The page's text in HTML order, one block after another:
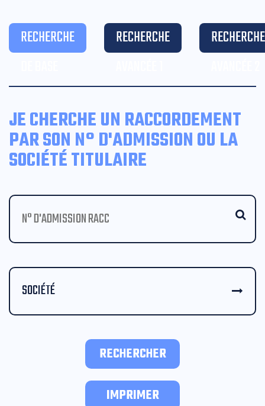
RECHERCHE
RECHERCHE
RECHERCHE
JE CHERCHE UN RACCORDEMENT
PAR SON N° D'ADMISSION OU LA
SOCIÉTÉ TITULAIRE
SOCIÉTÉ
RECHERCHER
IMPRIMER